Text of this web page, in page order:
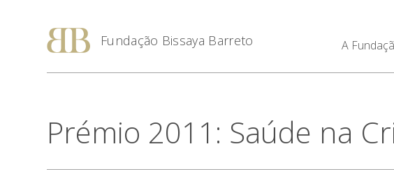
Fundação Bissaya Barreto A
Prémio 2011: Saúde na